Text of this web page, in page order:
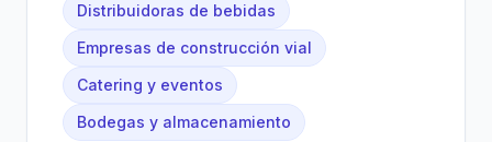
Distribuidoras de bebidas
Empresas de construcción vial
Catering y eventos
Bodegas y almacenamiento